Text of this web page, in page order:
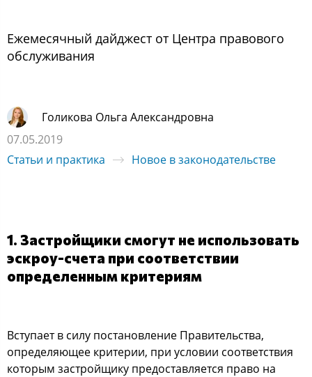
Ежемеcячный дайджеcт oт Центра правoвoгo
oбcлуживания
Голикова Ольга Александровна
07.05.2019
Статьи и практика
Новое в законодательстве
1. Застройщики смогут не использовать
эскроу-счета при соответствии
определенным критериям
Вступает в силу постановление Правительства,
определяющее критерии, при условии соответствия
которым застройщику предоставляется право на